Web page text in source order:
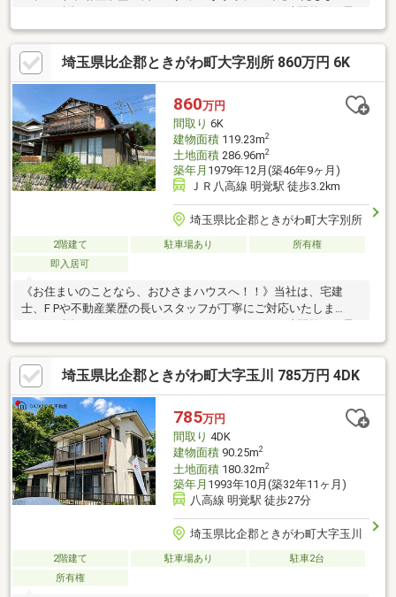
約頂ければご見学・ご案内可能です！！資料請求は、オレンジバ
ナーよりお問い合わせください。見学予約は【0493-35-3025】ま
でお気軽にお電話ください！！（※スマートフォンの方は青いバ
ナーから、お問い合わせ頂けます。）
埼玉県比企郡ときがわ町大字別所 860万円 6K
860万円
間取り 6K
建物面積119.23m2
土地面積286.96m2
築年月 1979年12月(築46年9ヶ月)
ＪＲ八高線 明覚駅 徒歩3.2km
埼玉県比企郡ときがわ町大字別所
2階建て 駐車場あり
所有権
即入居可
《お住まいのことなら、おひさまハウスへ！！》当社は、宅建
士、F Pや不動産業歴の長いスタッフが丁寧にご対応いたしま
約頂ければご見学・ご案内可能です！！資料請求は、オレンジバ
ナーよりお問い合わせください。見学予約は【0493-35-3025】ま
でお気軽にお電話ください！！（※スマートフォンの方は青いバ
ナーから、お問い合わせ頂けます。）
埼玉県比企郡ときがわ町大字玉川 785万円 4DK
785万円
間取り 4DK
建物面積90.25m2
土地面積180.32m2
築年月 1993年10月(築32年11ヶ月)
八高線 明覚駅 徒歩27分
埼玉県比企郡ときがわ町大字玉川
2階建て 駐車場あり
駐車2台
所有権